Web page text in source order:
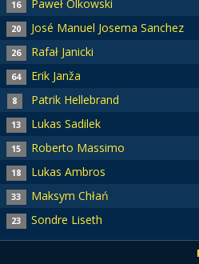
16 Paweł Olkowski
20 José Manuel Josema Sanchez
26 Rafał Janicki
64 Erik Janža
8 Patrik Hellebrand
13 Lukas Sadilek
15 Roberto Massimo
18 Lukas Ambros
33 Maksym Chłań
23 Sondre Liseth